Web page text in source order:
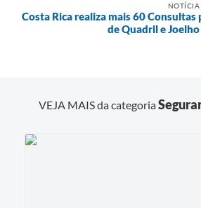
NOTÍCIA
Costa Rica realiza mais 60 Consultas
de Quadril e
VEJA MAIS da categoria